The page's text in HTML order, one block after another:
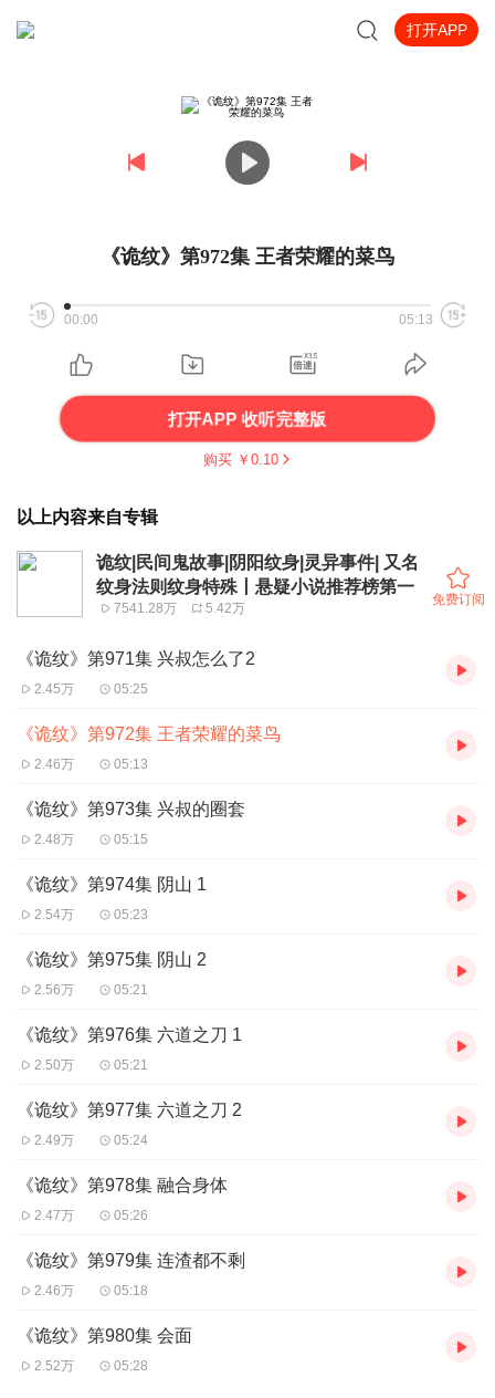
打开APP
《诡纹》第972集 王者荣耀的菜鸟
00:00 05:13
打开APP 收听完整版
购买 ￥ 0.10
以上内容来自专辑
诡纹|民间鬼故事|阴阳纹身|灵异事件| 又名
纹身法则纹身特殊丨悬疑小说推荐榜第一
7541.28万 5.42万
免费订阅
《诡纹》第971集 兴叔怎么了2
2.45万 05:25
《诡纹》第972集 王者荣耀的菜鸟
2.46万 05:13
《诡纹》第973集 兴叔的圈套
2.48万 05:15
《诡纹》第974集 阴山 1
2.54万 05:23
《诡纹》第975集 阴山 2
2.56万 05:21
《诡纹》第976集 六道之刀 1
2.50万 05:21
《诡纹》第977集 六道之刀 2
2.49万 05:24
《诡纹》第978集 融合身体
2.47万 05:26
《诡纹》第979集 连渣都不剩
2.46万 05:18
《诡纹》第980集 会面
2.52万 05:28